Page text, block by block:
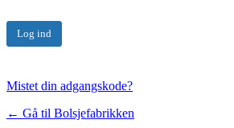
Mistet din adgangskode?
← Gå til Bolsjefabrikken